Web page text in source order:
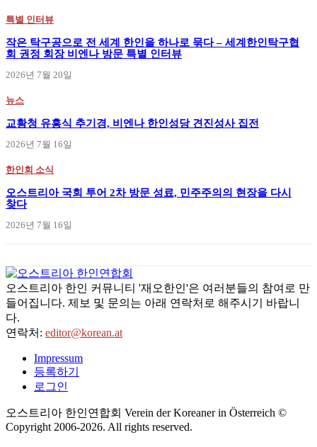
특별 인터뷰
작은 탁구공으로 전 세계 한인을 하나로 묶다 – 세계한인탁구협
회 권정 회장 비엔나 방문 특별 인터뷰
2026년 7월 20일
뉴스
교황청 유흥식 추기경, 비엔나 한인성당 견진성사 집전
2026년 7월 16일
한인회 소식
오스트리아 국회 투어 2차 방문 성료, 민주주의의 현장을 다시
찾다
2026년 7월 16일
오스트리아 한인 커뮤니티 '재오한인'은 여러분들의 참여로 만
들어집니다. 제보 및 문의는 아래 연락처로 해주시기 바랍니
다.
연락처: editor@korean.at
Impressum
등록하기
로그인
오스트리아 한인연합회 Verein der Koreaner in Österreich ©
Copyright 2006-2026. All rights reserved.